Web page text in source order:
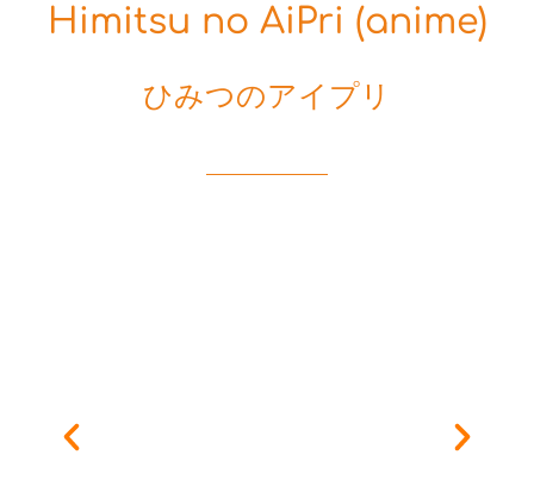
Himitsu no AiPri (anime)
ひみつのアイプリ